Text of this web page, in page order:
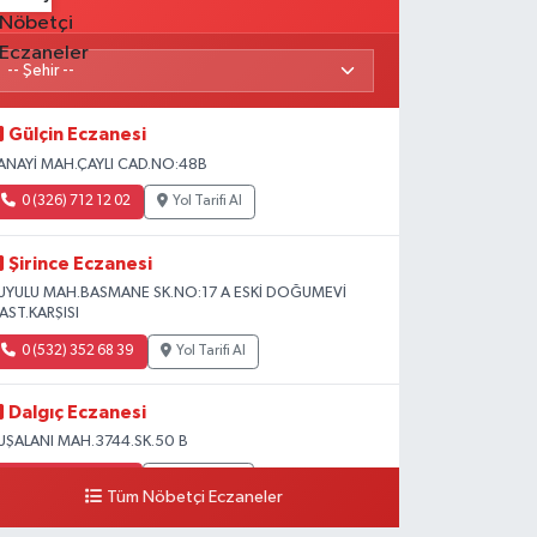
Gülçin Eczanesi
MAH.ÇAYLI CAD.NO:48B
0 (326) 712 12 02 Yol Tarifi Al
Şirince Eczanesi
MAH.BASMANE SK.NO:17 A ESKİ DOĞUMEVİ
0 (532) 352 68 39 Yol Tarifi Al
Dalgıç Eczanesi
MAH.3744.SK.50 B
Tüm Nöbetçi Eczaneler